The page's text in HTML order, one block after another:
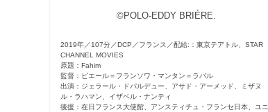
©POLO-EDDY BRIÉRE.
2019年／107分／DCP／フランス／配給:：東京テアトル、STAR
CHANNEL MOVIES
原題：Fahim
監督：ピエール＝フランソワ・マンタン＝ラバル
出演：ジェラール・ドパルデュー、アサド・アーメッド、ミザヌ
ル・ラハマン、イザベル・ナンティ
後援：在日フランス大使館、アンスティチュ・フランセ日本、ユニ